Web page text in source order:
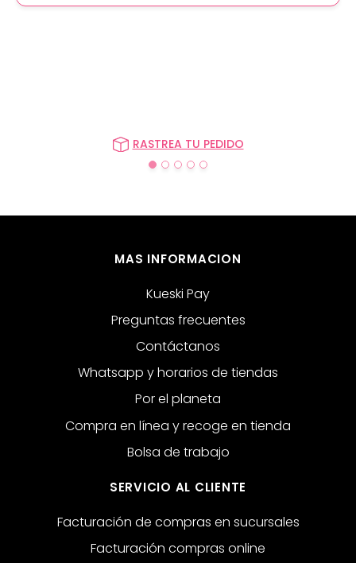
RASTREA TU PEDIDO
MAS INFORMACION
Kueski Pay
Preguntas frecuentes
Contáctanos
Whatsapp y horarios de tiendas
Por el planeta
Compra en línea y recoge en tienda
Bolsa de trabajo
SERVICIO AL CLIENTE
Facturación de compras en sucursales
Facturación compras online